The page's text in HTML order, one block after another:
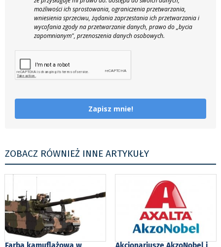
możliwości ich sprostowania, ograniczenia przetwarzania,
wniesienia sprzeciwu, żądania zaprzestania ich przetwarzania i
wycofania zgody na przetwarzanie danych, prawo do „bycia
zapomnianym", przenoszenia danych osobowych.
Zapisz mnie!
ZOBACZ RÓWNIEŻ INNE ARTYKUŁY
Farba kamuflażowa w
Akcjonariusze AkzoNobel i